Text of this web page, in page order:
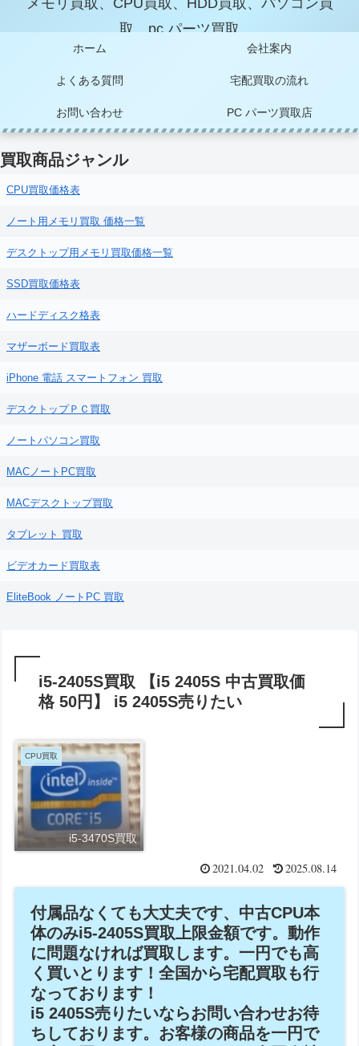
メモリ買取、CPU買取、HDD買取、パソコン買
取、pc パーツ買取
ホーム 会社案内
よくある質問 宅配買取の流れ
お問い合わせ PC パーツ買取店
買取商品ジャンル
CPU買取価格表
ノート用メモリ買取 価格一覧
デスクトップ用メモリ買取価格一覧
SSD買取価格表
ハードディスク格表
マザーボード買取表
iPhone 電話 スマートフォン 買取
デスクトップＰＣ買取
ノートパソコン買取
MACノートPC買取
MACデスクトップ買取
タブレット 買取
ビデオカード買取表
EliteBook ノートPC 買取
i5-2405S買取 【i5 2405S 中古買取価
格 50円】 i5 2405S売りたい
CPU買取
i5-3470S買取
2021.04.02 2025.08.14
付属品なくても大丈夫です、中古CPU本
体のみi5-2405S買取上限金額です。動作
に問題なければ買取します。一円でも高
く買いとります！全国から宅配買取も行
なっております！
i5 2405S売りたいならお問い合わせお待
ちしております。お客様の商品を一円で